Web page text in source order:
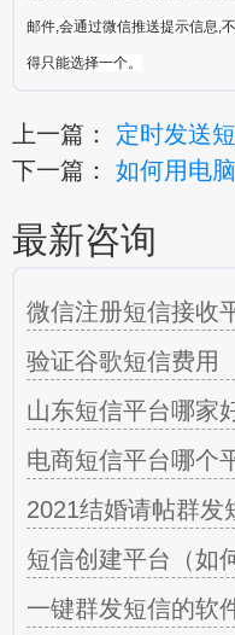
邮件,会通过微信推送提示信息,
得只能选择一个。
上一篇： 定时发送
下一篇： 如何用电
最新咨询
微信注册短信接收
验证谷歌短信费用
山东短信平台哪家
电商短信平台哪个
2021结婚请帖群发
短信创建平台（如
一键群发短信的软